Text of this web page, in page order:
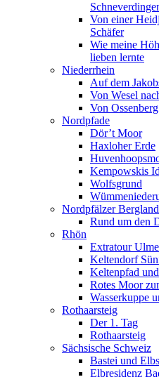
Von einer
Schäfer
Wie meine
lieben lernte
Niederrhein
Auf dem
Von Wesel
Von
Nordpfade
Dör’t Moor
Haxloher Erde
Kempowskis
Wolfsgrund
Nordpfälzer Bergland
Rund um den
Rhön
Extratour
Keltendorf
Keltenpfad
Rotes Moor
Wasserkuppe
Rothaarsteig
Der 1. Tag
Rothaarsteig
Sächsische Schweiz
Bastei und
Elbresidenz